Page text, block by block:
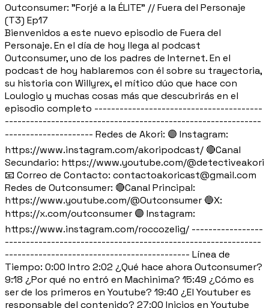
Outconsumer: "Forjé a la ÉLITE" // Fuera del Personaje
(T3) Ep17
Bienvenidos a este nuevo episodio de Fuera del
Personaje. En el día de hoy llega al podcast
Outconsumer, uno de los padres de Internet. En el
podcast de hoy hablaremos con él sobre su trayectoria,
su historia con Willyrex, el mítico dúo que hace con
Loulogio y muchas cosas más que descubrirás en el
episodio completo ----------------------------------------
-------------------------------------------------------------
--------------------- Redes de Akori: 🟣 Instagram:
https://www.instagram.com/akoripodcast/ 🔴Canal
Secundario: https://www.youtube.com/@detectiveakori
📧 Correo de Contacto: contactoakoricast@gmail.com
Redes de Outconsumer: 🔴Canal Principal:
https://www.youtube.com/@Outconsumer 🔵X:
https://x.com/outconsumer 🟣 Instagram:
https://www.instagram.com/roccozelig/ -----------------
-------------------------------------------------------------
-------------------------------------------- Línea de
Tiempo: 0:00 Intro 2:02 ¿Qué hace ahora Outconsumer?
9:18 ¿Por qué no entró en Machinima? 15:49 ¿Cómo es
ser de los primeros en Youtube? 19:40 ¿El Youtuber es
responsable del contenido? 27:00 Inicios en Youtube